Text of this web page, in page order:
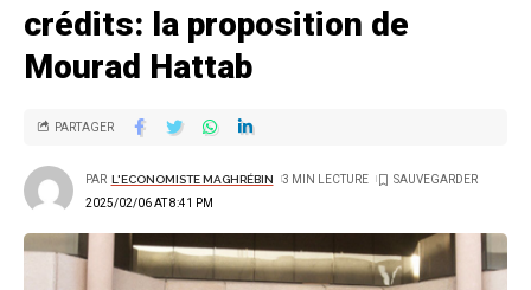
crédits: la proposition de
Mourad Hattab
2025/02/06 AT 8:41 PM
PAR L'ECONOMISTE MAGHRÉBIN 3 MIN LECTURE
PARTAGER